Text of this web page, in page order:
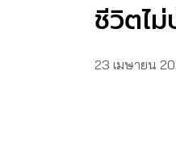
ชีวิตไ
23 เมษายน